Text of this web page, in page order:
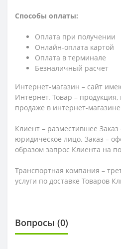
Способы оплаты:
Оплата при получении
Онлайн-оплата картой
Оплата в терминале
Безналичный расчет
Интернет-магазин – сайт
Интернет. Товар – продукция,
продаже в интернет-
Клиент – разместившее
юридическое лицо. Заказ –
образом запрос Клиента на
Транспортная компания –
услуги по доставке Товаров
Вопросы (0)